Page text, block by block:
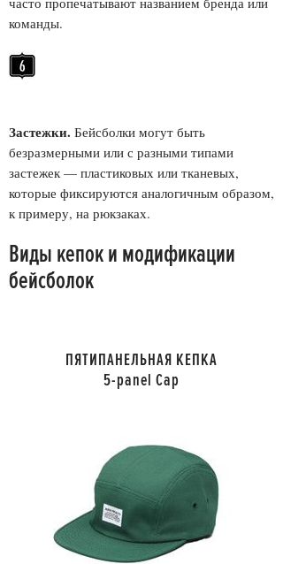
команды.
Застежки. Бейсболки могут быть
безразмерными или с разными типами
застежек — пластиковых или тканевых,
которые фиксируются аналогичным образом,
к примеру, на рюкзаках.
Виды кепок и модификации
бейсболок
ПЯТИПАНЕЛЬНАЯ КЕПКА
5-panel Cap